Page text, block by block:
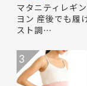
マタニティレギ
ヨン 産後でも履
スト調…
3